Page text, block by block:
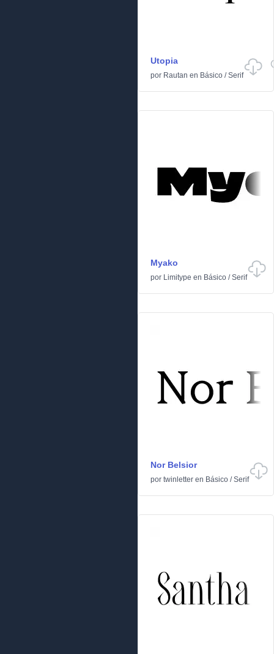
Utopia
por Rautan en Básico /Serif
Myako
por Limitype en Básico /Serif
Nor Belsior
por twinletter en Básico /Serif